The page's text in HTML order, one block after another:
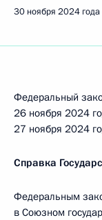
30 ноября 2024 года
Федеральный
26 ноября 2024
27 ноября 2024
Справка
Федеральным
в Союзном